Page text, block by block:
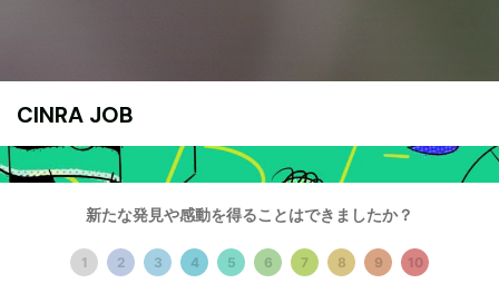
新たな発見や感動を得ることはできましたか？
1 2 3 4 5 6 7 8 9 10
CINRA JOB
グリーンカンパニー